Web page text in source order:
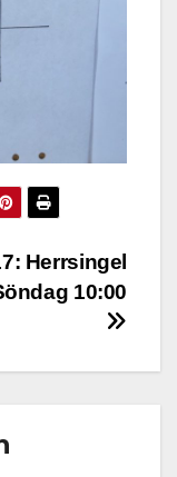
Herrsingel
10:00